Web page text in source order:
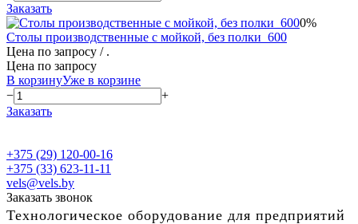
Заказать
0%
Столы производственные с мойкой, без полки_600
Цена по запросу / .
Цена по запросу
В корзинуУже в корзине
−
+
Заказать
+375 (29) 120-00-16
+375 (33) 623-11-11
vels@vels.by
Заказать звонок
Технологическое оборудование для предприятий